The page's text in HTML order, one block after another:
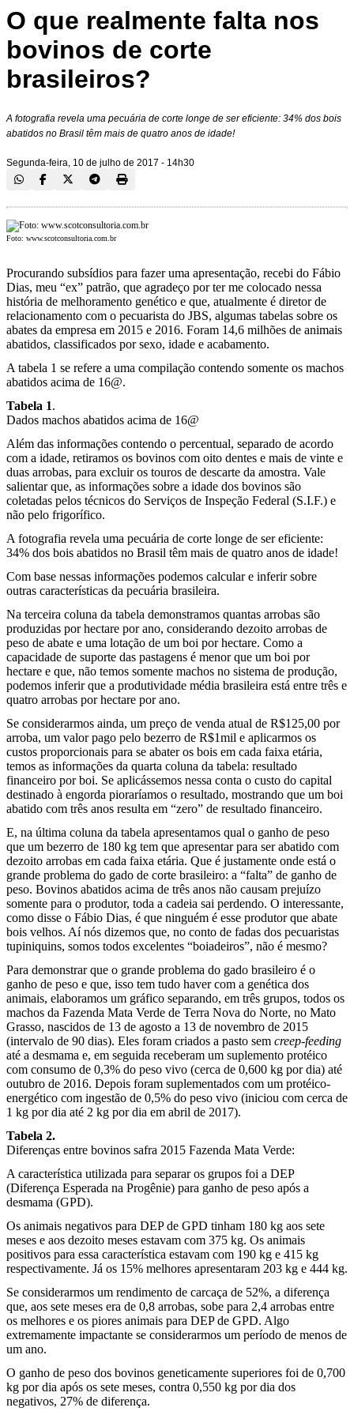
O que realmente falta nos
bovinos de corte
brasileiros?
A fotografia revela uma pecuária de corte longe de ser eficiente: 34% dos bois
abatidos no Brasil têm mais de quatro anos de idade!
Segunda-feira, 10 de julho de 2017 - 14h30
Foto: www.scotconsultoria.com.br
Procurando subsídios para fazer uma apresentação, recebi do Fábio
Dias, meu “ex” patrão, que agradeço por ter me colocado nessa
história de melhoramento genético e que, atualmente é diretor de
relacionamento com o pecuarista do JBS, algumas tabelas sobre os
abates da empresa em 2015 e 2016. Foram 14,6 milhões de animais
abatidos, classificados por sexo, idade e acabamento.
A tabela 1 se refere a uma compilação contendo somente os machos
abatidos acima de 16@.
Tabela 1.
Dados machos abatidos acima de 16@
Além das informações contendo o percentual, separado de acordo
com a idade, retiramos os bovinos com oito dentes e mais de vinte e
duas arrobas, para excluir os touros de descarte da amostra. Vale
salientar que, as informações sobre a idade dos bovinos são
coletadas pelos técnicos do Serviços de Inspeção Federal (S.I.F.) e
não pelo frigorífico.
A fotografia revela uma pecuária de corte longe de ser eficiente:
34% dos bois abatidos no Brasil têm mais de quatro anos de idade!
Com base nessas informações podemos calcular e inferir sobre
outras características da pecuária brasileira.
Na terceira coluna da tabela demonstramos quantas arrobas são
produzidas por hectare por ano, considerando dezoito arrobas de
peso de abate e uma lotação de um boi por hectare. Como a
capacidade de suporte das pastagens é menor que um boi por
hectare e que, não temos somente machos no sistema de produção,
podemos inferir que a produtividade média brasileira está entre três e
quatro arrobas por hectare por ano.
Se considerarmos ainda, um preço de venda atual de R$125,00 por
arroba, um valor pago pelo bezerro de R$1mil e aplicarmos os
custos proporcionais para se abater os bois em cada faixa etária,
temos as informações da quarta coluna da tabela: resultado
financeiro por boi. Se aplicássemos nessa conta o custo do capital
destinado à engorda pioraríamos o resultado, mostrando que um boi
abatido com três anos resulta em “zero” de resultado financeiro.
E, na última coluna da tabela apresentamos qual o ganho de peso
que um bezerro de 180 kg tem que apresentar para ser abatido com
dezoito arrobas em cada faixa etária. Que é justamente onde está o
grande problema do gado de corte brasileiro: a “falta” de ganho de
peso. Bovinos abatidos acima de três anos não causam prejuízo
somente para o produtor, toda a cadeia sai perdendo. O interessante,
como disse o Fábio Dias, é que ninguém é esse produtor que abate
bois velhos. Aí nós dizemos que, no conto de fadas dos pecuaristas
tupiniquins, somos todos excelentes “boiadeiros”, não é mesmo?
Para demonstrar que o grande problema do gado brasileiro é o
ganho de peso e que, isso tem tudo haver com a genética dos
animais, elaboramos um gráfico separando, em três grupos, todos os
machos da Fazenda Mata Verde de Terra Nova do Norte, no Mato
Grasso, nascidos de 13 de agosto a 13 de novembro de 2015
(intervalo de 90 dias). Eles foram criados a pasto sem creep-feeding
até a desmama e, em seguida receberam um suplemento protéico
com consumo de 0,3% do peso vivo (cerca de 0,600 kg por dia) até
outubro de 2016. Depois foram suplementados com um protéico-
energético com ingestão de 0,5% do peso vivo (iniciou com cerca de
1 kg por dia até 2 kg por dia em abril de 2017).
Tabela 2.
Diferenças entre bovinos safra 2015 Fazenda Mata Verde:
A característica utilizada para separar os grupos foi a DEP
(Diferença Esperada na Progênie) para ganho de peso após a
desmama (GPD).
Os animais negativos para DEP de GPD tinham 180 kg aos sete
meses e aos dezoito meses estavam com 375 kg. Os animais
positivos para essa característica estavam com 190 kg e 415 kg
respectivamente. Já os 15% melhores apresentaram 203 kg e 444 kg.
Se considerarmos um rendimento de carcaça de 52%, a diferença
que, aos sete meses era de 0,8 arrobas, sobe para 2,4 arrobas entre
os melhores e os piores animais para DEP de GPD. Algo
extremamente impactante se considerarmos um período de menos de
um ano.
O ganho de peso dos bovinos geneticamente superiores foi de 0,700
kg por dia após os sete meses, contra 0,550 kg por dia dos
negativos, 27% de diferença.